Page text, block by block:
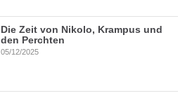
Die Zeit von Nikolo, Krampus und
den Perchten
05/12/2025